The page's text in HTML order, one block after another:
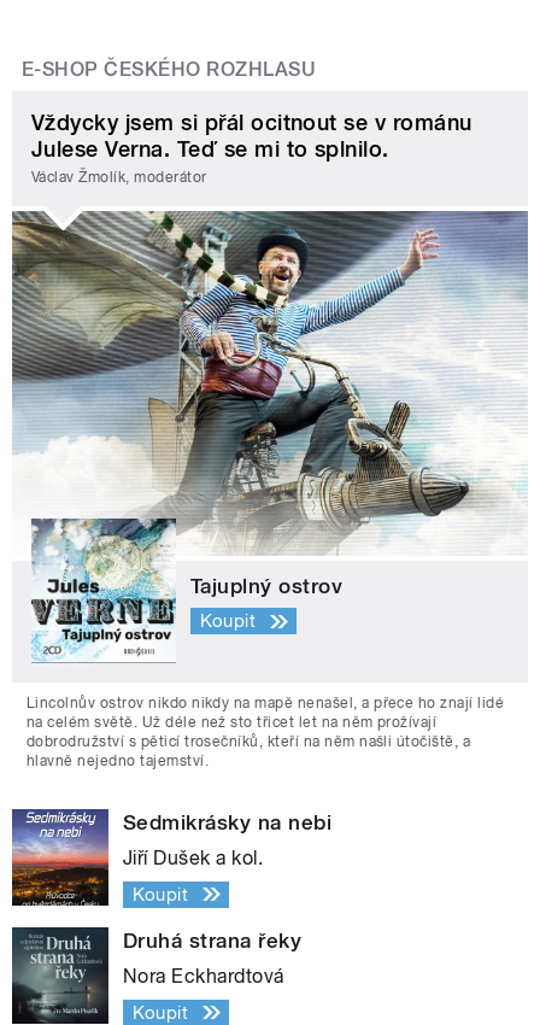
E-SHOP ČESKÉHO ROZHLASU
Vždycky jsem si přál ocitnout se v románu
Julese Verna. Teď se mi to splnilo.
Václav Žmolík, moderátor
Tajuplný ostrov
Koupit
Lincolnův ostrov nikdo nikdy na mapě nenašel, a přece ho znají lidé
na celém světě. Už déle než sto třicet let na něm prožívají
dobrodružství s pěticí trosečníků, kteří na něm našli útočiště, a
hlavně nejedno tajemství.
Sedmikrásky na nebi
Jiří Dušek a kol.
Koupit
Druhá strana řeky
Nora Eckhardtová
Koupit